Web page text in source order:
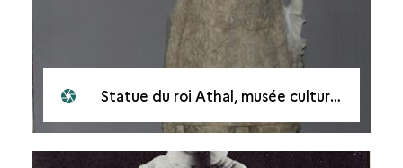
Statue du roi Athal, musée culturel de Mossoul